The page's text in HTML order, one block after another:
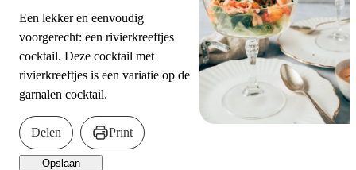
Een lekker en eenvoudig
voorgerecht: een rivierkreeftjes
cocktail. Deze cocktail met
rivierkreeftjes is een variatie op de
garnalen cocktail.
Delen Print
Opslaan